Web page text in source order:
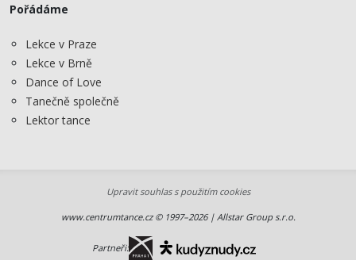
Pořádáme
Lekce v Praze
Lekce v Brně
Dance of Love
Tanečně společně
Lektor tance
Upravit souhlas s použitím cookies
www.centrumtance.cz © 1997–2026 | Allstar Group s.r.o.
Partneři: